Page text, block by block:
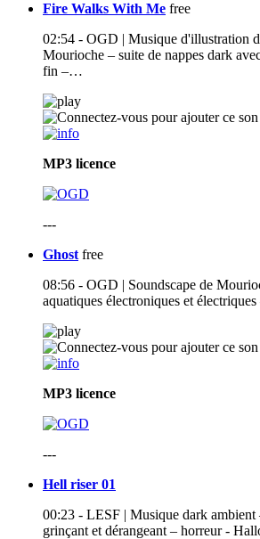
Fire Walks With Me free
02:54 - OGD | Musique d'illustration
Mourioche – suite de nappes dark
fin –…
MP3 licence
---
Ghost free
08:56 - OGD | Soundscape de
aquatiques électroniques et
MP3 licence
---
Hell riser 01
00:23 - LESF | Musique dark ambient
grinçant et dérangeant – horreur -